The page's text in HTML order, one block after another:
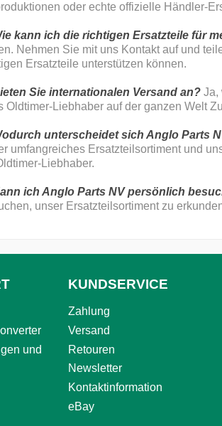
oder echte offizielle Händler-
kann ich die richtigen Ersatzteile für
Nehmen Sie mit uns Kontakt auf und
Ersatzteile unterstützen können.
Sie internationalen Versand an? Ja,
Oldtimer-Liebhaber auf der ganzen Welt
unterscheidet sich Anglo Parts
umfangreiches Ersatzteilsortiment und
Liebhaber.
ich Anglo Parts NV persönlich
unser Ersatzteilsortiment zu
und
KUNDSERVICE
Zahlung
Versand
Retouren
Newsletter
Kontaktinformation
eBay